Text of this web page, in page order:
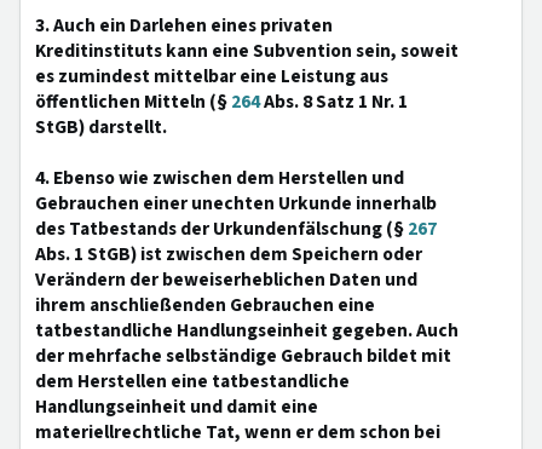
3. Auch ein Darlehen eines privaten
Kreditinstituts kann eine Subvention sein, soweit
es zumindest mittelbar eine Leistung aus
öffentlichen Mitteln (§264Abs. 8 Satz 1 Nr. 1
StGB) darstellt.
4. Ebenso wie zwischen dem Herstellen und
Gebrauchen einer unechten Urkunde innerhalb
des Tatbestands der Urkundenfälschung (§267
Abs. 1 StGB) ist zwischen dem Speichern oder
Verändern der beweiserheblichen Daten und
ihrem anschließenden Gebrauchen eine
tatbestandliche Handlungseinheit gegeben. Auch
der mehrfache selbständige Gebrauch bildet mit
dem Herstellen eine tatbestandliche
Handlungseinheit und damit eine
materiellrechtliche Tat, wenn er dem schon bei